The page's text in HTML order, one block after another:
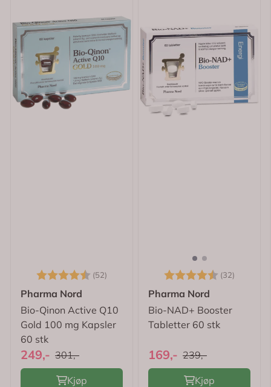
Karakter: (52)
4.6 av 5 mulige
Pharma Nord
Bio-Qinon Active Q10
Gold 100 mg Kapsler
60 stk
249,- 301,-
Kjøp
Karakter: (32)
Pharma Nord
Bio-NAD+ Booster
Tabletter 60 stk
169,- 239,-
Kjøp